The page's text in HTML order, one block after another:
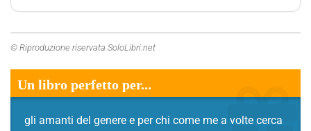
© Riproduzione riservata SoloLibri.net
Un libro perfetto per...
gli amanti del genere e per chi come me a volte cerca